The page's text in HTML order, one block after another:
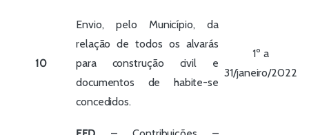
10
Envio, pelo Município, da
relação de todos os alvarás
para construção civil e
documentos de habite-se
concedidos.
1º a
31/janeiro/2022